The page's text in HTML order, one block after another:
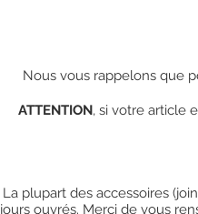
Nous vous rappelons que
ATTENTION, si votre article
La plupart des accessoires
jours ouvrés. Merci de vous